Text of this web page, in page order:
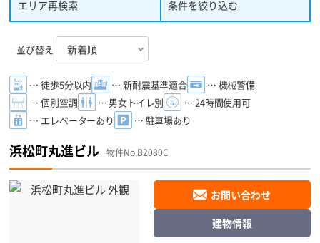
かな区という一面もあります。
エリア再検索 条件を絞り込む
並び替え
… 徒歩5分以内 … 新耐震基準適合
… 機械警備
… 個別空調
… 男女トイレ別
… 24時間使用可
… エレベーターあり
… 駐車場あり
浜松町丸進ビル 物件No.B2080C
お問い合わせ
建物情報